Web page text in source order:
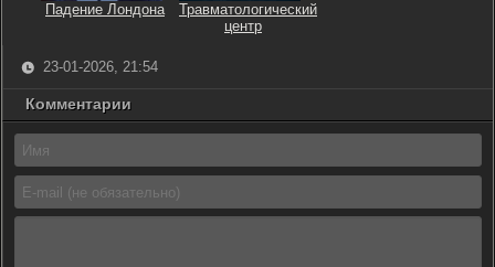
Падение Лондона
Травматологический
центр
23-01-2026, 21:54
Комментарии